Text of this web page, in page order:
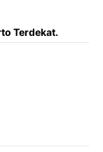
Terdekat.